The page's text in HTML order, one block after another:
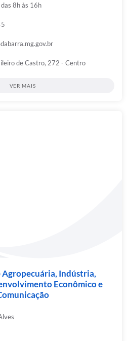
8h às 16h
de Castro, 272 - Centro
VER MAIS
Agropecuária, Indústria,
Econômico e